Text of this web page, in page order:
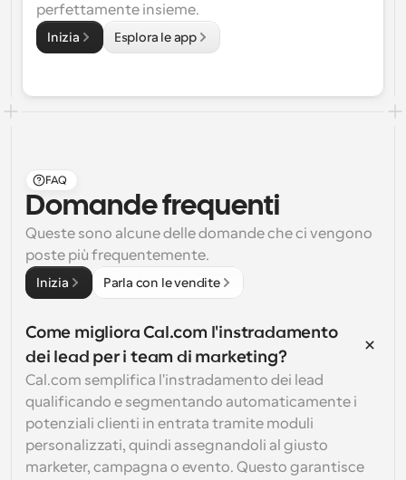
perfettamente insieme.
Inizia Esplora le app
FAQ
Domande frequenti
Queste sono alcune delle domande che ci vengono
poste più frequentemente.
Inizia Parla con le vendite
Come migliora Cal.com l'instradamento
dei lead per i team di marketing?
Cal.com semplifica l'instradamento dei lead
qualificando e segmentando automaticamente i
potenziali clienti in entrata tramite moduli
personalizzati, quindi assegnandoli al giusto
marketer, campagna o evento. Questo garantisce